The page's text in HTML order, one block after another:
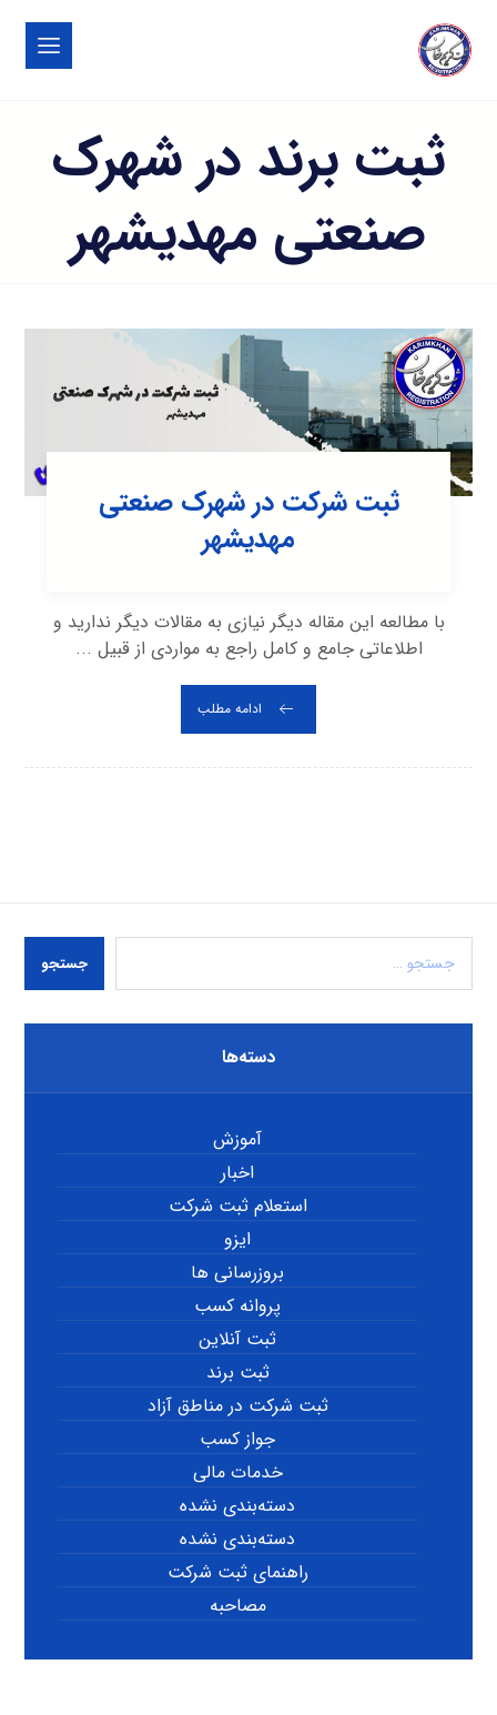
ثبت برند در شهرک
صنعتی مهديشهر
ثبت شرکت در شهرک صنعتی
مهديشهر
با مطالعه این مقاله دیگر نیازی به مقالات دیگر ندارید و
اطلاعاتی جامع و کامل راجع به مواردی از قبیل ...
ادامه مطلب
جستجو
دسته‌ها
آموزش
اخبار
استعلام ثبت شرکت
ایزو
بروزرسانی ها
پروانه کسب
ثبت آنلاین
ثبت برند
ثبت شرکت در مناطق آزاد
جواز کسب
خدمات مالی
دسته‌بندی نشده
دسته‌بندی نشده
راهنمای ثبت شرکت
مصاحبه